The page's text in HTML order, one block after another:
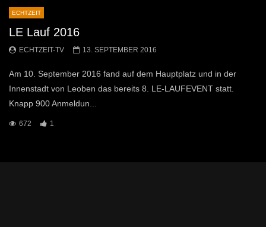
ECHTZEIT
LE Lauf 2016
ECHTZEIT-TV 13. SEPTEMBER 2016
Am 10. September 2016 fand auf dem Hauptplatz und in der
Innenstadt von Leoben das bereits 8. LE-LAUFEVENT statt.
Knapp 900 Anmeldun...
672 1